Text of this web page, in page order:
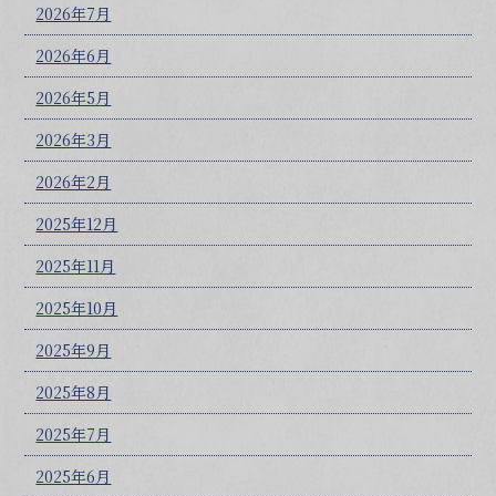
2026年7月
2026年6月
2026年5月
2026年3月
2026年2月
2025年12月
2025年11月
2025年10月
2025年9月
2025年8月
2025年7月
2025年6月